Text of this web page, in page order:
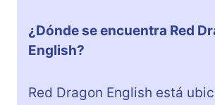
¿Dónde se encuentra Red
English?
Red Dragon English está